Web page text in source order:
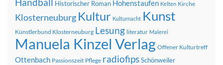
Handball Historischer Roman Hohenstaufen Kelten Kirche
Klosterneuburg Kultur Kulturnacht Kunst
Künstlerbund Klosterneuburg Lesung literatur Malerei
Manuela Kinzel Verlag Offener Kulturtreff
Ottenbach Passionszeit Pflege radiofipsSchönweiler